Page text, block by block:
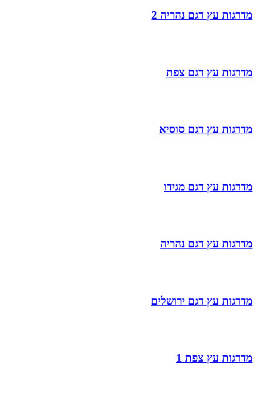
מדרגות עץ דגם נהריה 2
מדרגות עץ דגם צפת
מדרגות עץ דגם סוסיא
מדרגות עץ דגם מגידו
מדרגות עץ דגם נהריה
מדרגות עץ דגם ירושלים
מדרגות עץ צפת 1